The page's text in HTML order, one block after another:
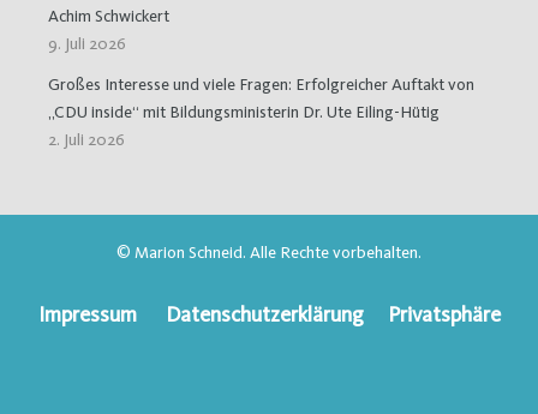
Achim Schwickert
9. Juli 2026
Großes Interesse und viele Fragen: Erfolgreicher Auftakt von
„CDU inside“ mit Bildungsministerin Dr. Ute Eiling-Hütig
2. Juli 2026
© Marion Schneid. Alle Rechte vorbehalten.
Impressum Datenschutzerklärung Privatsphäre